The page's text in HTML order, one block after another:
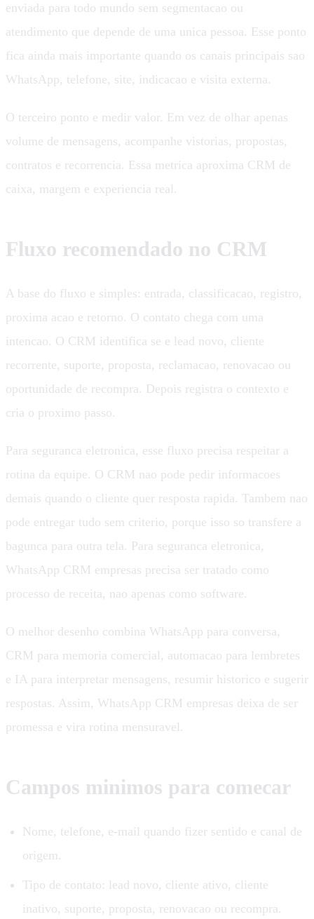
enviada para todo mundo sem segmentacao ou
atendimento que depende de uma unica pessoa. Esse ponto
fica ainda mais importante quando os canais principais sao
WhatsApp, telefone, site, indicacao e visita externa.
O terceiro ponto e medir valor. Em vez de olhar apenas
volume de mensagens, acompanhe vistorias, propostas,
contratos e recorrencia. Essa metrica aproxima CRM de
caixa, margem e experiencia real.
Fluxo recomendado no CRM
A base do fluxo e simples: entrada, classificacao, registro,
proxima acao e retorno. O contato chega com uma
intencao. O CRM identifica se e lead novo, cliente
recorrente, suporte, proposta, reclamacao, renovacao ou
oportunidade de recompra. Depois registra o contexto e
cria o proximo passo.
Para seguranca eletronica, esse fluxo precisa respeitar a
rotina da equipe. O CRM nao pode pedir informacoes
demais quando o cliente quer resposta rapida. Tambem nao
pode entregar tudo sem criterio, porque isso so transfere a
bagunca para outra tela. Para seguranca eletronica,
WhatsApp CRM empresas precisa ser tratado como
processo de receita, nao apenas como software.
O melhor desenho combina WhatsApp para conversa,
CRM para memoria comercial, automacao para lembretes
e IA para interpretar mensagens, resumir historico e sugerir
respostas. Assim, WhatsApp CRM empresas deixa de ser
promessa e vira rotina mensuravel.
Campos minimos para comecar
Nome, telefone, e-mail quando fizer sentido e canal de
origem.
Tipo de contato: lead novo, cliente ativo, cliente
inativo, suporte, proposta, renovacao ou recompra.